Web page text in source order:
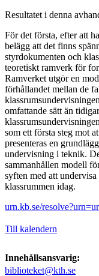
Resultatet i denna
För det första, efter att
belägg att det finns
styrdokumenten och
teoretiskt ramverk för
Ramverket utgör en
förhållandet mellan de
omfattande sätt än
som ett första steg mot
presenteras en
undervisning i teknik.
sammanhållen modell
syften med att
klassrummen idag.
urn.kb.se/
Till kalendern
Innehållsansvarig:
biblioteket@kth.se